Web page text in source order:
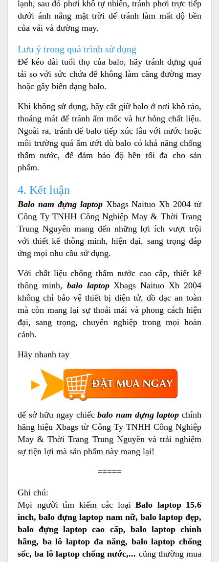
lạnh, sau đó phơi khô tự nhiên, tránh phơi trực tiếp
dưới ánh nắng mặt trời để tránh làm mất độ bền
của vải và đường may.
Lưu ý trong quá trình sử dụng
Để kéo dài tuổi thọ của balo, hãy tránh đựng quá
tải so với sức chứa để không làm căng đường may
hoặc gây biến dạng balo.
Khi không sử dụng, hãy cất giữ balo ở nơi khô ráo,
thoáng mát để tránh ẩm mốc và hư hỏng chất liệu.
Ngoài ra, tránh để balo tiếp xúc lâu với nước hoặc
môi trường quá ẩm ướt dù balo có khả năng chống
thấm nước, để đảm bảo độ bền tối đa cho sản
phẩm.
4. Kết luận
Balo nam đựng laptop Xbags Naituo Xb 2004 từ
Công Ty TNHH Công Nghiệp May & Thời Trang
Trung Nguyên mang đến những lợi ích vượt trội
với thiết kế thông minh, hiện đại, sang trọng đáp
ứng mọi nhu cầu sử dụng.
Với chất liệu chống thấm nước cao cấp, thiết kế
thông minh, balo laptopXbags Naituo Xb 2004
không chỉ bảo vệ thiết bị điện tử, đồ đạc an toàn
mà còn mang lại sự thoải mái và phong cách hiện
đại, sang trọng, chuyên nghiệp trong mọi hoàn
cảnh.
Hãy nhanh tay
để sở hữu ngay chiếcbalo nam đựng laptopchính
hãng hiệu Xbags từ Công Ty TNHH Công Nghiệp
May & Thời Trang Trung Nguyên và trải nghiệm
sự tiện lợi mà sản phẩm này mang lại!
=====
Ghi chú:
Mọi người tìm kiếm các loại Balo laptop 15.6
inch, balo đựng laptop nam nữ, balo laptop đẹp,
balo đựng laptop cao cấp, balo laptop chính
hãng, ba lô laptop đa năng, balo laptop chống
sốc, ba lô laptop chống nước,... cũng thường mua